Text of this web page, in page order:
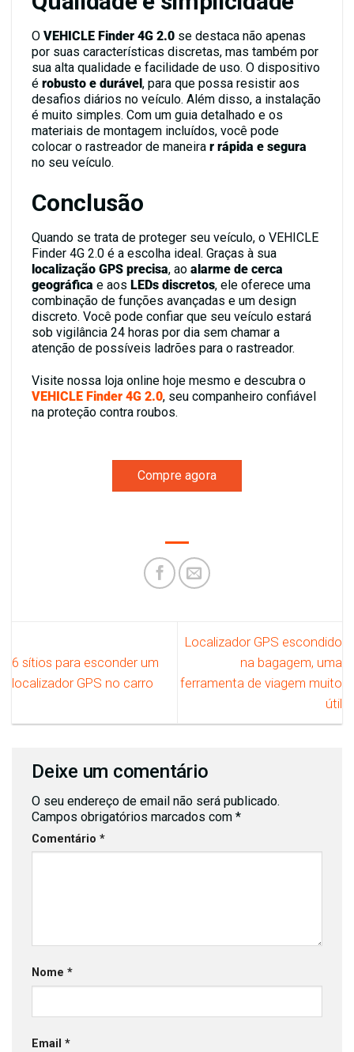
OVEHICLE Finder 4G 2.0 se destaca não apenas
por suas características discretas, mas também por
sua alta qualidade e facilidade de uso. O dispositivo
érobusto e durável, para que possa resistir aos
desafios diários no veículo. Além disso, a instalação
é muito simples. Com um guia detalhado e os
materiais de montagem incluídos, você pode
colocar o rastreador de maneirar rápida e segura
no seu veículo.
Conclusão
Quando se trata de proteger seu veículo, o VEHICLE
Finder 4G 2.0 é a escolha ideal. Graças à sua
localização GPS precisa, aoalarme de cerca
geográfica e aosLEDs discretos, ele oferece uma
combinação de funções avançadas e um design
discreto. Você pode confiar que seu veículo estará
sob vigilância 24 horas por dia sem chamar a
atenção de possíveis ladrões para o rastreador.
Visite nossa loja online hoje mesmo e descubra o
VEHICLE Finder 4G 2.0, seu companheiro confiável
na proteção contra roubos.
Compre agora
6 sítios para esconder um
localizador GPS no carro
Localizador GPS escondido
na bagagem, uma
ferramenta de viagem muito
útil
Deixe um comentário
O seu endereço de email não será publicado.
Campos obrigatórios marcados com *
Comentário *
Nome *
Email *